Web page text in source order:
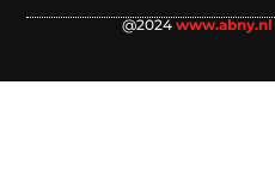
@2024 www.abny.nl